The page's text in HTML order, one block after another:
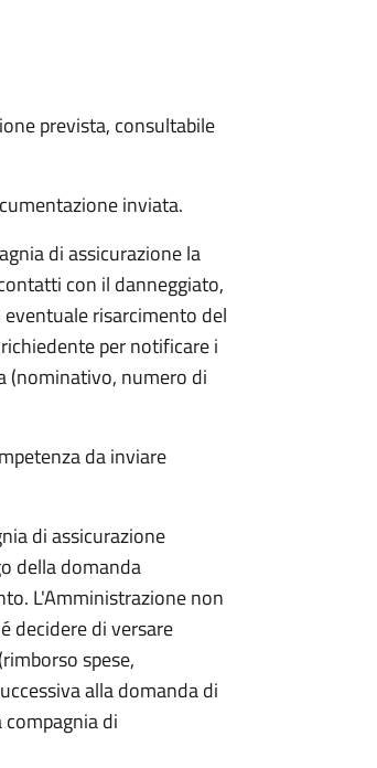
prevista, consultabile
inviata.
di assicurazione la
con il danneggiato,
risarcimento del
per notificare i
(nominativo, numero di
da inviare
di assicurazione
della domanda
L'Amministrazione non
decidere di versare
spese,
alla domanda di
di